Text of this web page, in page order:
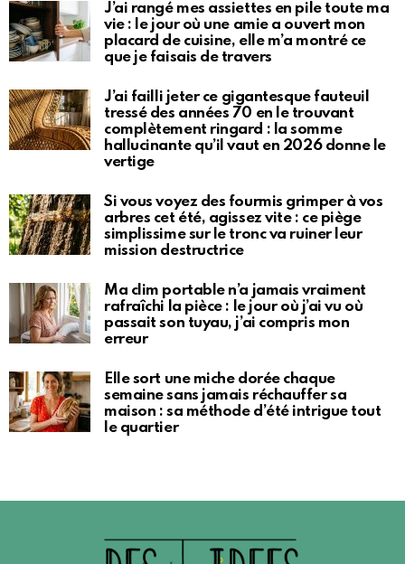
J’ai rangé mes assiettes en pile toute ma
vie : le jour où une amie a ouvert mon
placard de cuisine, elle m’a montré ce
que je faisais de travers
J’ai failli jeter ce gigantesque fauteuil
tressé des années 70 en le trouvant
complètement ringard : la somme
hallucinante qu’il vaut en 2026 donne le
vertige
Si vous voyez des fourmis grimper à vos
arbres cet été, agissez vite : ce piège
simplissime sur le tronc va ruiner leur
mission destructrice
Ma clim portable n’a jamais vraiment
rafraîchi la pièce : le jour où j’ai vu où
passait son tuyau, j’ai compris mon
erreur
Elle sort une miche dorée chaque
semaine sans jamais réchauffer sa
maison : sa méthode d’été intrigue tout
le quartier